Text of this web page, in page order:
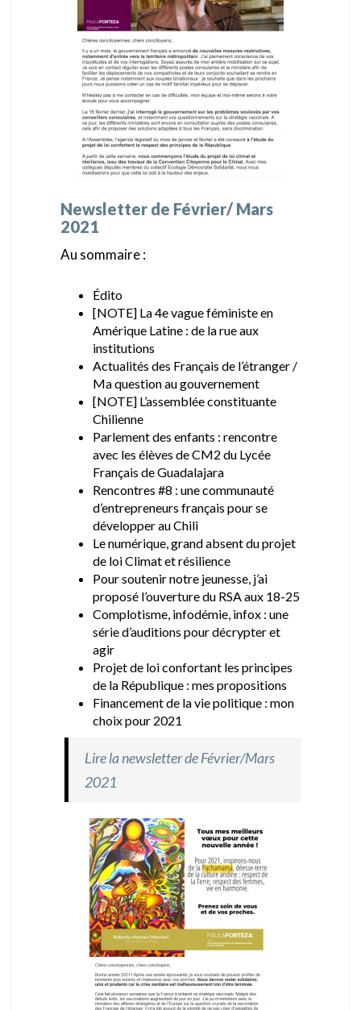
Newsletter de Février/ Mars
2021
Au sommaire :
Édito
[NOTE] La 4e vague féministe en
Amérique Latine : de la rue aux
institutions
Actualités des Français de l’étranger /
Ma question au gouvernement
[NOTE] L’assemblée constituante
Chilienne
Parlement des enfants : rencontre
avec les élèves de CM2 du Lycée
Français de Guadalajara
Rencontres #8 : une communauté
d’entrepreneurs français pour se
développer au Chili
Le numérique, grand absent du projet
de loi Climat et résilience
Pour soutenir notre jeunesse, j’ai
proposé l’ouverture du RSA aux 18-25
Complotisme, infodémie, infox : une
série d’auditions pour décrypter et
agir
Projet de loi confortant les principes
de la République : mes propositions
Financement de la vie politique : mon
choix pour 2021
Lire la newsletter de Février/Mars
2021